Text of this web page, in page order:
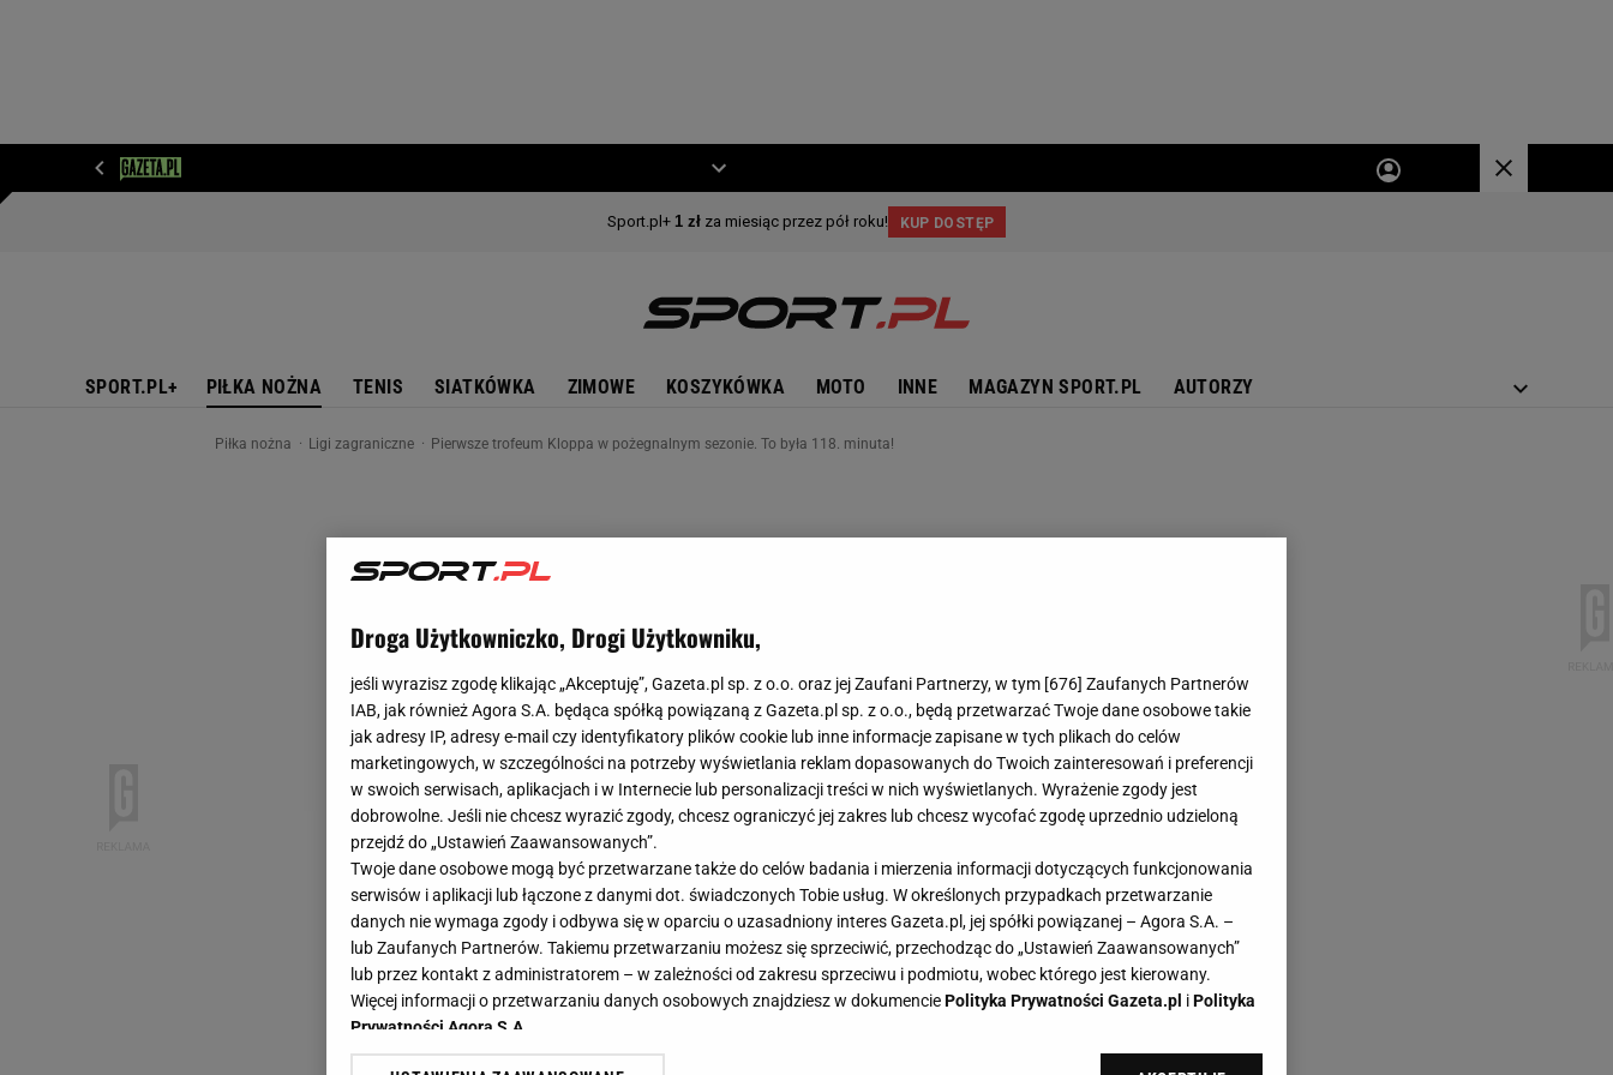
SPORT.PL+ PIŁKA NOŻNA TENIS SIATKÓWKA ZIMOWE KOSZYKÓWKA MOTO INNE MAGAZYN SPORT.PL AUTORZY
Piłka nożna Ligi zagraniczne Pierwsze trofeum Kloppa w pożegnalnym sezonie. To była 118. minuta!
Droga Użytkowniczko, Drogi Użytkowniku,
jeśli wyrazisz zgodę klikając „Akceptuję”, Gazeta.pl sp. z o.o. oraz jej Zaufani Partnerzy, w tym [676] Zaufanych Partnerów
IAB, jak również Agora S.A. będąca spółką powiązaną z Gazeta.pl sp. z o.o., będą przetwarzać Twoje dane osobowe takie
jak adresy IP, adresy e-mail czy identyfikatory plików cookie lub inne informacje zapisane w tych plikach do celów
marketingowych, w szczególności na potrzeby wyświetlania reklam dopasowanych do Twoich zainteresowań i preferencji
w swoich serwisach, aplikacjach i w Internecie lub personalizacji treści w nich wyświetlanych. Wyrażenie zgody jest
dobrowolne. Jeśli nie chcesz wyrazić zgody, chcesz ograniczyć jej zakres lub chcesz wycofać zgodę uprzednio udzieloną
przejdź do „Ustawień Zaawansowanych”.
Twoje dane osobowe mogą być przetwarzane także do celów badania i mierzenia informacji dotyczących funkcjonowania
serwisów i aplikacji lub łączone z danymi dot. świadczonych Tobie usług. W określonych przypadkach przetwarzanie
danych nie wymaga zgody i odbywa się w oparciu o uzasadniony interes Gazeta.pl, jej spółki powiązanej – Agora S.A. –
lub Zaufanych Partnerów. Takiemu przetwarzaniu możesz się sprzeciwić, przechodząc do „Ustawień Zaawansowanych”
lub przez kontakt z administratorem – w zależności od zakresu sprzeciwu i podmiotu, wobec którego jest kierowany.
Więcej informacji o przetwarzaniu danych osobowych znajdziesz w dokumenciePolityka Prywatności Gazeta.pl iPolityka
Prywatności Agora S.A.